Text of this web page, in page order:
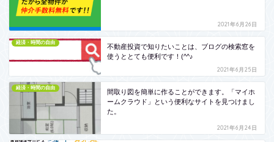
2021年6月26日
経済・時間の自由
不動産投資で知りたいことは、ブログの検索窓を
使うととても便利です！(^^♪
2021年6月25日
経済・時間の自由
間取り図を簡単に作ることができます。「マイホ
ームクラウド」という便利なサイトを見つけまし
た。
2021年6月24日